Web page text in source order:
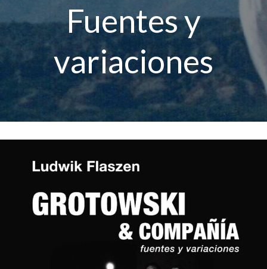
Fuentes y
variaciones